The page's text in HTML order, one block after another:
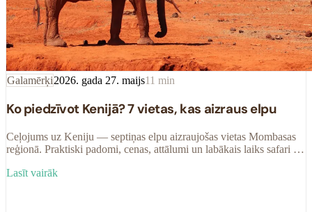
Galamērķi2026. gada 27. maijs11 min
Ko piedzīvot Kenijā? 7 vietas, kas aizraus elpu
Ceļojums uz Keniju — septiņas elpu aizraujošas vietas Mombasas
reģionā. Praktiski padomi, cenas, attālumi un labākais laiks safari un
Lasīt vairāk